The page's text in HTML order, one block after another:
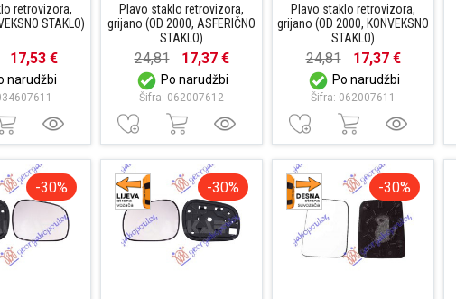
retrovizora,
STAKLO)
17,53 €
narudžbi
Plavo staklo retrovizora,
grijano (OD 2000, ASFERIČNO
STAKLO)
24,81 17,37 €
Po narudžbi
Šifra: 062007612
Plavo staklo retrovizora,
grijano (OD 2000, KONVEKSNO
STAKLO)
24,81 17,37 €
Po narudžbi
Šifra: 062007611
-30% -30% -30%